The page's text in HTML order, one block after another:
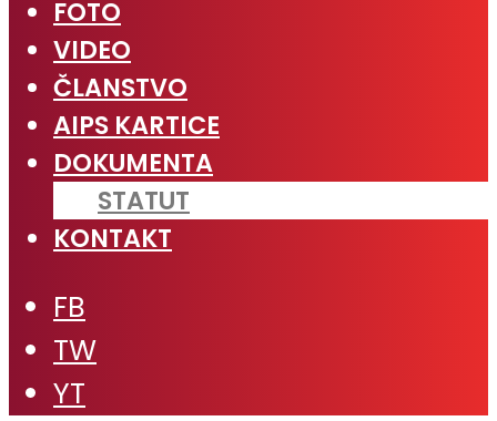
FOTO
VIDEO
ČLANSTVO
AIPS KARTICE
DOKUMENTA
STATUT
KONTAKT
FB
TW
YT